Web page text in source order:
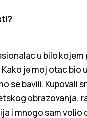
u bilo kojem
je moj otac bio
se bavili. Kupovali
obrazovanja,
i mnogo sam volio